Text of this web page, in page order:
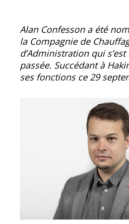
Alan Confesson a été
la Compagnie de
d’Administration qui
passée. Succédant à
ses fonctions ce 29